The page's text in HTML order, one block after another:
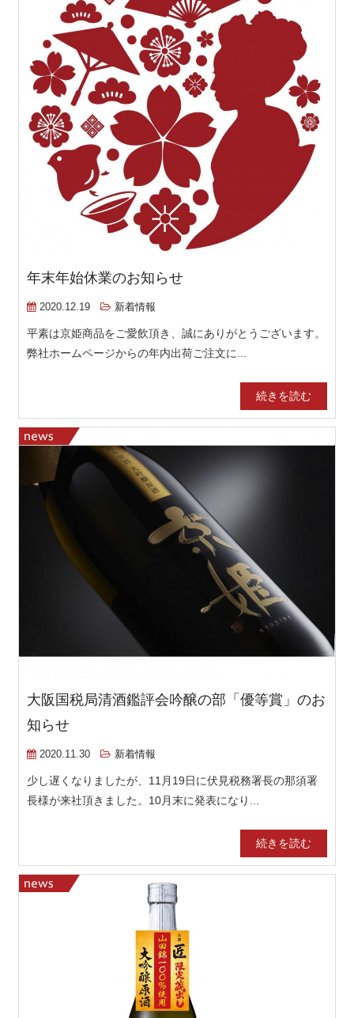
年末年始休業のお知らせ
2020.12.19 新着情報
平素は京姫商品をご愛飲頂き、誠にありがとうございます。
弊社ホームページからの年内出荷ご注文に...
続きを読む
大阪国税局清酒鑑評会吟醸の部「優等賞」のお
知らせ
2020.11.30 新着情報
少し遅くなりましたが、11月19日に伏見税務署長の那須署
長様が来社頂きました。10月末に発表になり...
続きを読む